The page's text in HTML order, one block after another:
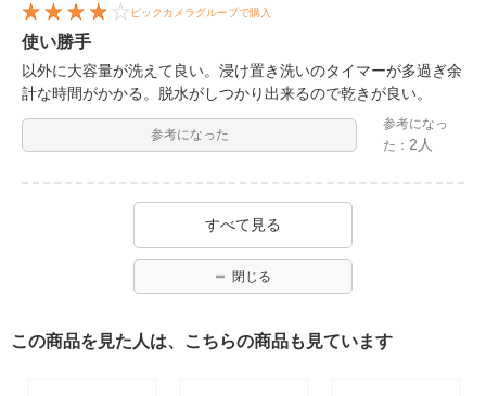
ビックカメラグループで購入
使い勝手
以外に大容量が洗えて良い。浸け置き洗いのタイマーが多過ぎ余
計な時間がかかる。脱水がしつかり出来るので乾きが良い。
参考になった
参考になっ
た：2人
すべて見る
閉じる
この商品を見た人は、こちらの商品も見ています